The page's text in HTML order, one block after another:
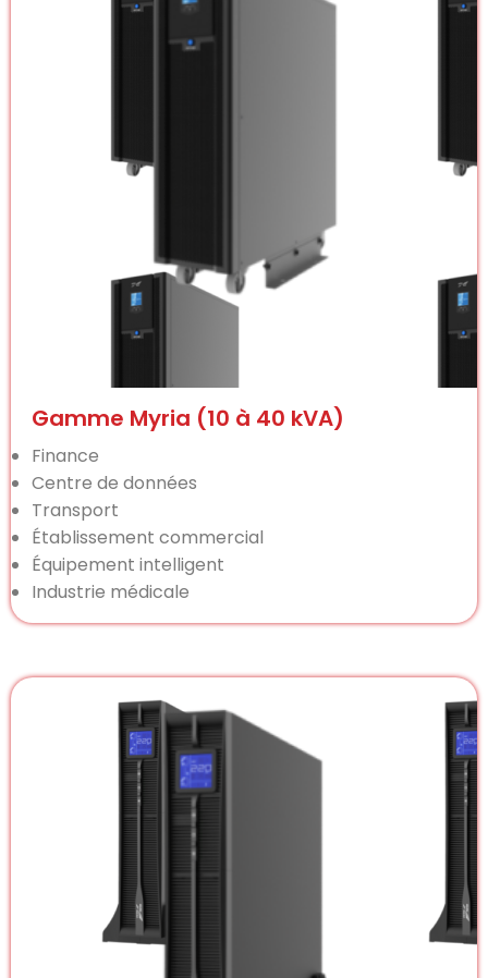
Gamme Myria (10 à 40 kVA)
Finance
Centre de données
Transport
Établissement commercial
Équipement intelligent
Industrie médicale